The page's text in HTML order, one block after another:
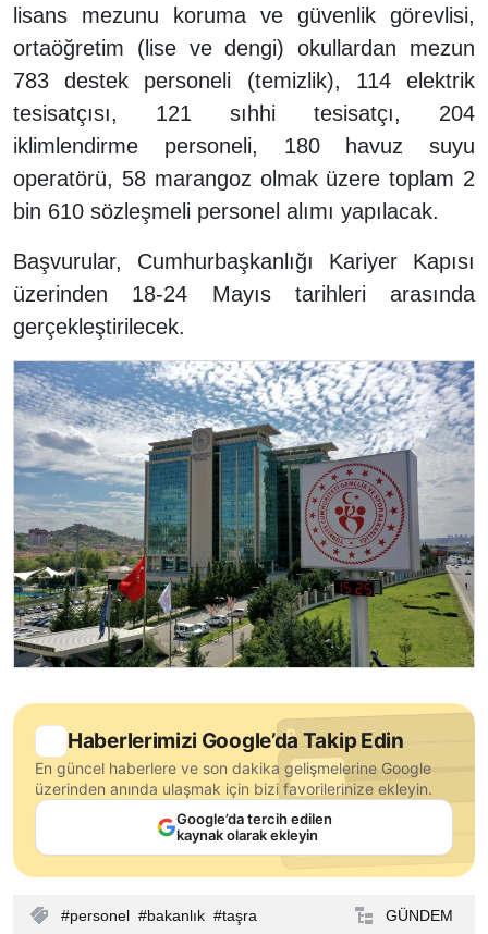
lisans mezunu koruma ve güvenlik görevlisi,
ortaöğretim (lise ve dengi) okullardan mezun
783 destek personeli (temizlik), 114 elektrik
tesisatçısı, 121 sıhhi tesisatçı, 204
iklimlendirme personeli, 180 havuz suyu
operatörü, 58 marangoz olmak üzere toplam 2
bin 610 sözleşmeli personel alımı yapılacak.
Başvurular, Cumhurbaşkanlığı Kariyer Kapısı
üzerinden 18-24 Mayıs tarihleri arasında
gerçekleştirilecek.
Haberlerimizi Google’da Takip Edin
En güncel haberlere ve son dakika gelişmelerine Google
üzerinden anında ulaşmak için bizi favorilerinize ekleyin.
Google’da tercih edilen
kaynak olarak ekleyin
personel bakanlık taşra GÜNDEM